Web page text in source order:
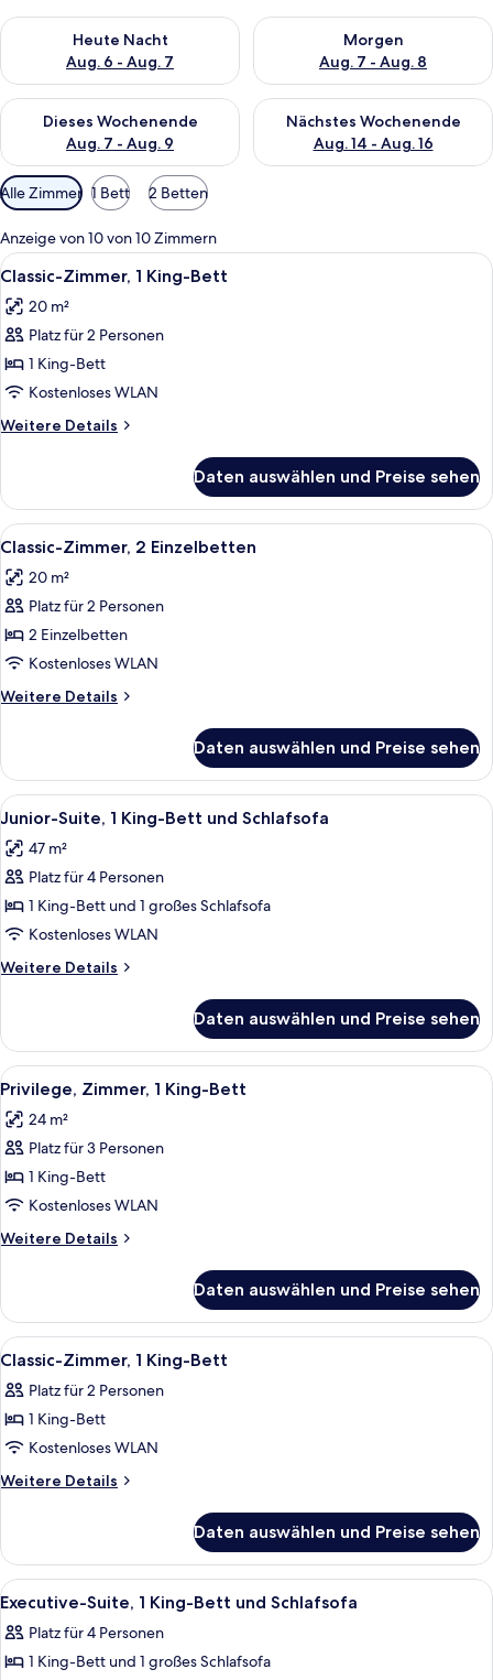
Heute Nacht
Aug. 6 - Aug. 7
Überprüfe die Verfügbarkeit für heute Nacht, Aug. 6 - Aug. 7.
Morgen
Aug. 7 - Aug. 8
Überprüfe die Verfügbarkeit
Dieses Wochenende
Aug. 7 - Aug. 9
Überprüfe die Verfügbarkeit für dieses Wochenende, Aug. 7
Nächstes Wochenende
Aug. 14 - Aug. 16
Überprüfe die Verfügbarkeit
Verfügbare
Filter
für
Zimmer
Alle Zimmer 1 Bett 2 Betten
Anzeige von 10 von 10 Zimmern
Alle
Fotos
für
Classic-
Zimmer,
1 King-
Bett
anzeigen
Ein großes Bett mit Holz-Kopfteil,
6
Classic-Zimmer, 1 King-Bett
20 m²
Platz für 2 Personen
1 King-Bett
Kostenloses WLAN
Weitere Details
Weitere
Zimmer,
1 King-
Bett
Daten auswählen und Preise sehen
Alle
Fotos
für
Classic-
Zimmer,
2 Einzelbetten
anzeigen
Ein modernes Hotelzimmer mit zwei
6
Classic-Zimmer, 2 Einzelbetten
20 m²
Platz für 2 Personen
2 Einzelbetten
Kostenloses WLAN
Weitere Details
Weitere
Zimmer,
2 Einzelbetten
Daten auswählen und Preise sehen
Alle
Fotos
für
Junior-
Suite,
1 King-
Bett
und
anzeigen
Ein modernes Hotelzimmer mit
10
Junior-Suite, 1 King-Bett und Schlafsofa
47 m²
Platz für 4 Personen
1 King-Bett und 1 großes Schlafsofa
Kostenloses WLAN
Weitere Details
Weitere
Suite,
1 King-
Bett
Schlafsofa
Daten auswählen und Preise sehen
Alle
Fotos
für
Privilege,
Zimmer,
1 King-
Bett
anzeigen
Privilege, Zimmer, 1 King-Bett |
4
Privilege, Zimmer, 1 King-Bett
24 m²
Platz für 3 Personen
1 King-Bett
Kostenloses WLAN
Weitere Details
Weitere
Zimmer,
1 King-
Bett
Daten auswählen und Preise sehen
Alle
Fotos
für
Classic-
Zimmer,
1 King-
Ein großes Bett mit Holz-Kopfteil,
2
Classic-Zimmer, 1 King-Bett
Platz für 2 Personen
1 King-Bett
Kostenloses WLAN
Weitere Details
Weitere
Zimmer,
1 King-
Bett
Daten auswählen und Preise sehen
Alle
Fotos
für
Executive-
Ein modernes Wohnzimmer mit
6
Executive-Suite, 1 King-Bett und Schlafsofa
Platz für 4 Personen
1 King-Bett und 1 großes Schlafsofa